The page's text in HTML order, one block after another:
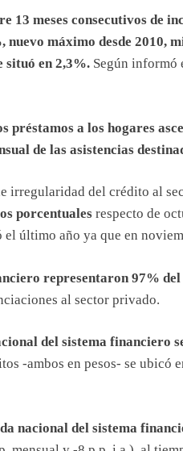
13 meses consecutivos de
nuevo máximo desde 2010,
situó en 2,3%. Según informó
préstamos a los hogares
de las asistencias
irregularidad del crédito al
porcentuales respecto de
último año ya que en
representaron 97%
al sector privado.
del sistema financiero
-ambos en pesos- se ubicó
nacional del sistema